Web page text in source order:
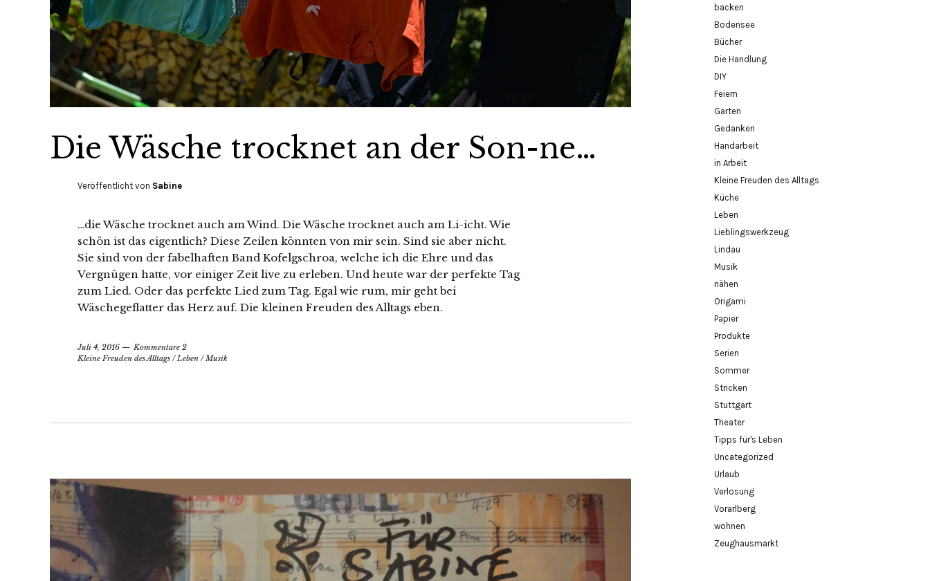
Die Wäsche trocknet an der Son-ne…
Veröffentlicht von Sabine
…die Wäsche trocknet auch am Wind. Die Wäsche trocknet auch am Li-icht. Wie
schön ist das eigentlich? Diese Zeilen könnten von mir sein. Sind sie aber nicht.
Sie sind von der fabelhaften Band Kofelgschroa, welche ich die Ehre und das
Vergnügen hatte, vor einiger Zeit live zu erleben. Und heute war der perfekte Tag
zum Lied. Oder das perfekte Lied zum Tag. Egal wie rum, mir geht bei
Wäschegeflatter das Herz auf. Die kleinen Freuden des Alltags eben.
Juli 4, 2016
Kommentare 2
Kleine Freuden des Alltags / Leben / Musik
backen
Bodensee
Bücher
Die Handlung
DIY
Feiern
Garten
Gedanken
Handarbeit
in Arbeit
Kleine Freuden des Alltags
Küche
Leben
Lieblingswerkzeug
Lindau
Musik
nähen
Origami
Papier
Produkte
Serien
Sommer
Stricken
Stuttgart
Theater
Tipps für's Leben
Uncategorized
Urlaub
Verlosung
Vorarlberg
wohnen
Zeughausmarkt